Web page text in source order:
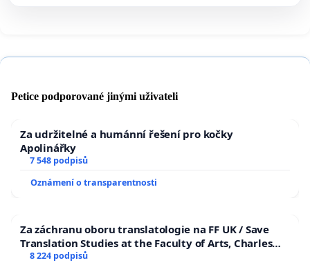
Petice podporované jinými uživateli
Za udržitelné a humánní řešení pro kočky
Apolinářky
7 548 podpisů
Oznámení o transparentnosti
Za záchranu oboru translatologie na FF UK / Save
Translation Studies at the Faculty of Arts, Charles
University
8 224 podpisů